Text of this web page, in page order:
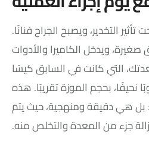
التخدير، ويصبح الجراح فنانًا.
ويدخل الكاميرا والأدوات
التي كانت في السابق كيسًا
نحيفًا، بحجم الموزة تقريبًا. هذه
بل هي دقيقة ومنهجية، حيث يتم
جزء من المعدة والتخلص منه.